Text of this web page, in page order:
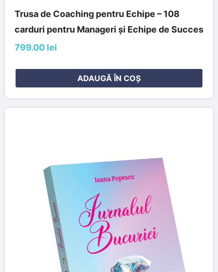
Trusa de Coaching pentru Echipe – 108
carduri pentru Manageri și Echipe de Succes
799.00 lei
ADAUGĂ ÎN COȘ